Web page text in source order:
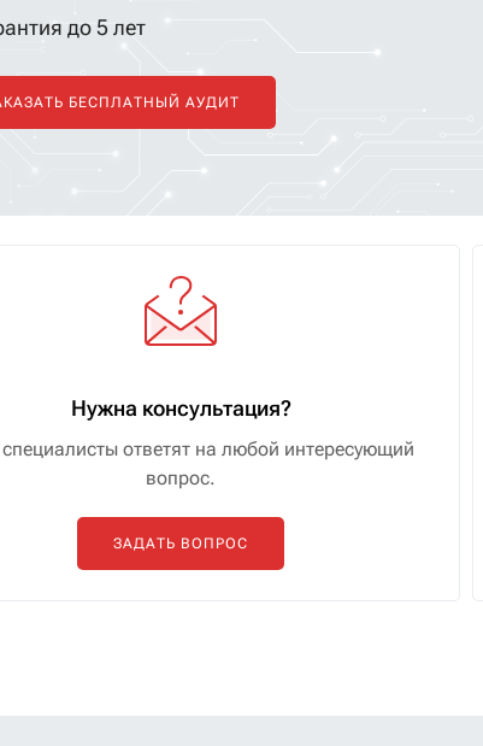
до 5 лет
БЕСПЛАТНЫЙ АУДИТ
Нужна консультация?
ответят на любой интересующий
вопрос.
ЗАДАТЬ ВОПРОС